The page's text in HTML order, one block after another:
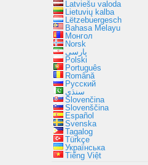
Latviešu valoda
Lietuvių kalba
Lëtzebuergesch
Bahasa Melayu
Монгол
Norsk
پارسی
Polski
Português
Română
Русский
سنڌي
Slovenčina
Slovenščina
Español
Svenska
Tagalog
Türkçe
Українська
Tiếng Việt